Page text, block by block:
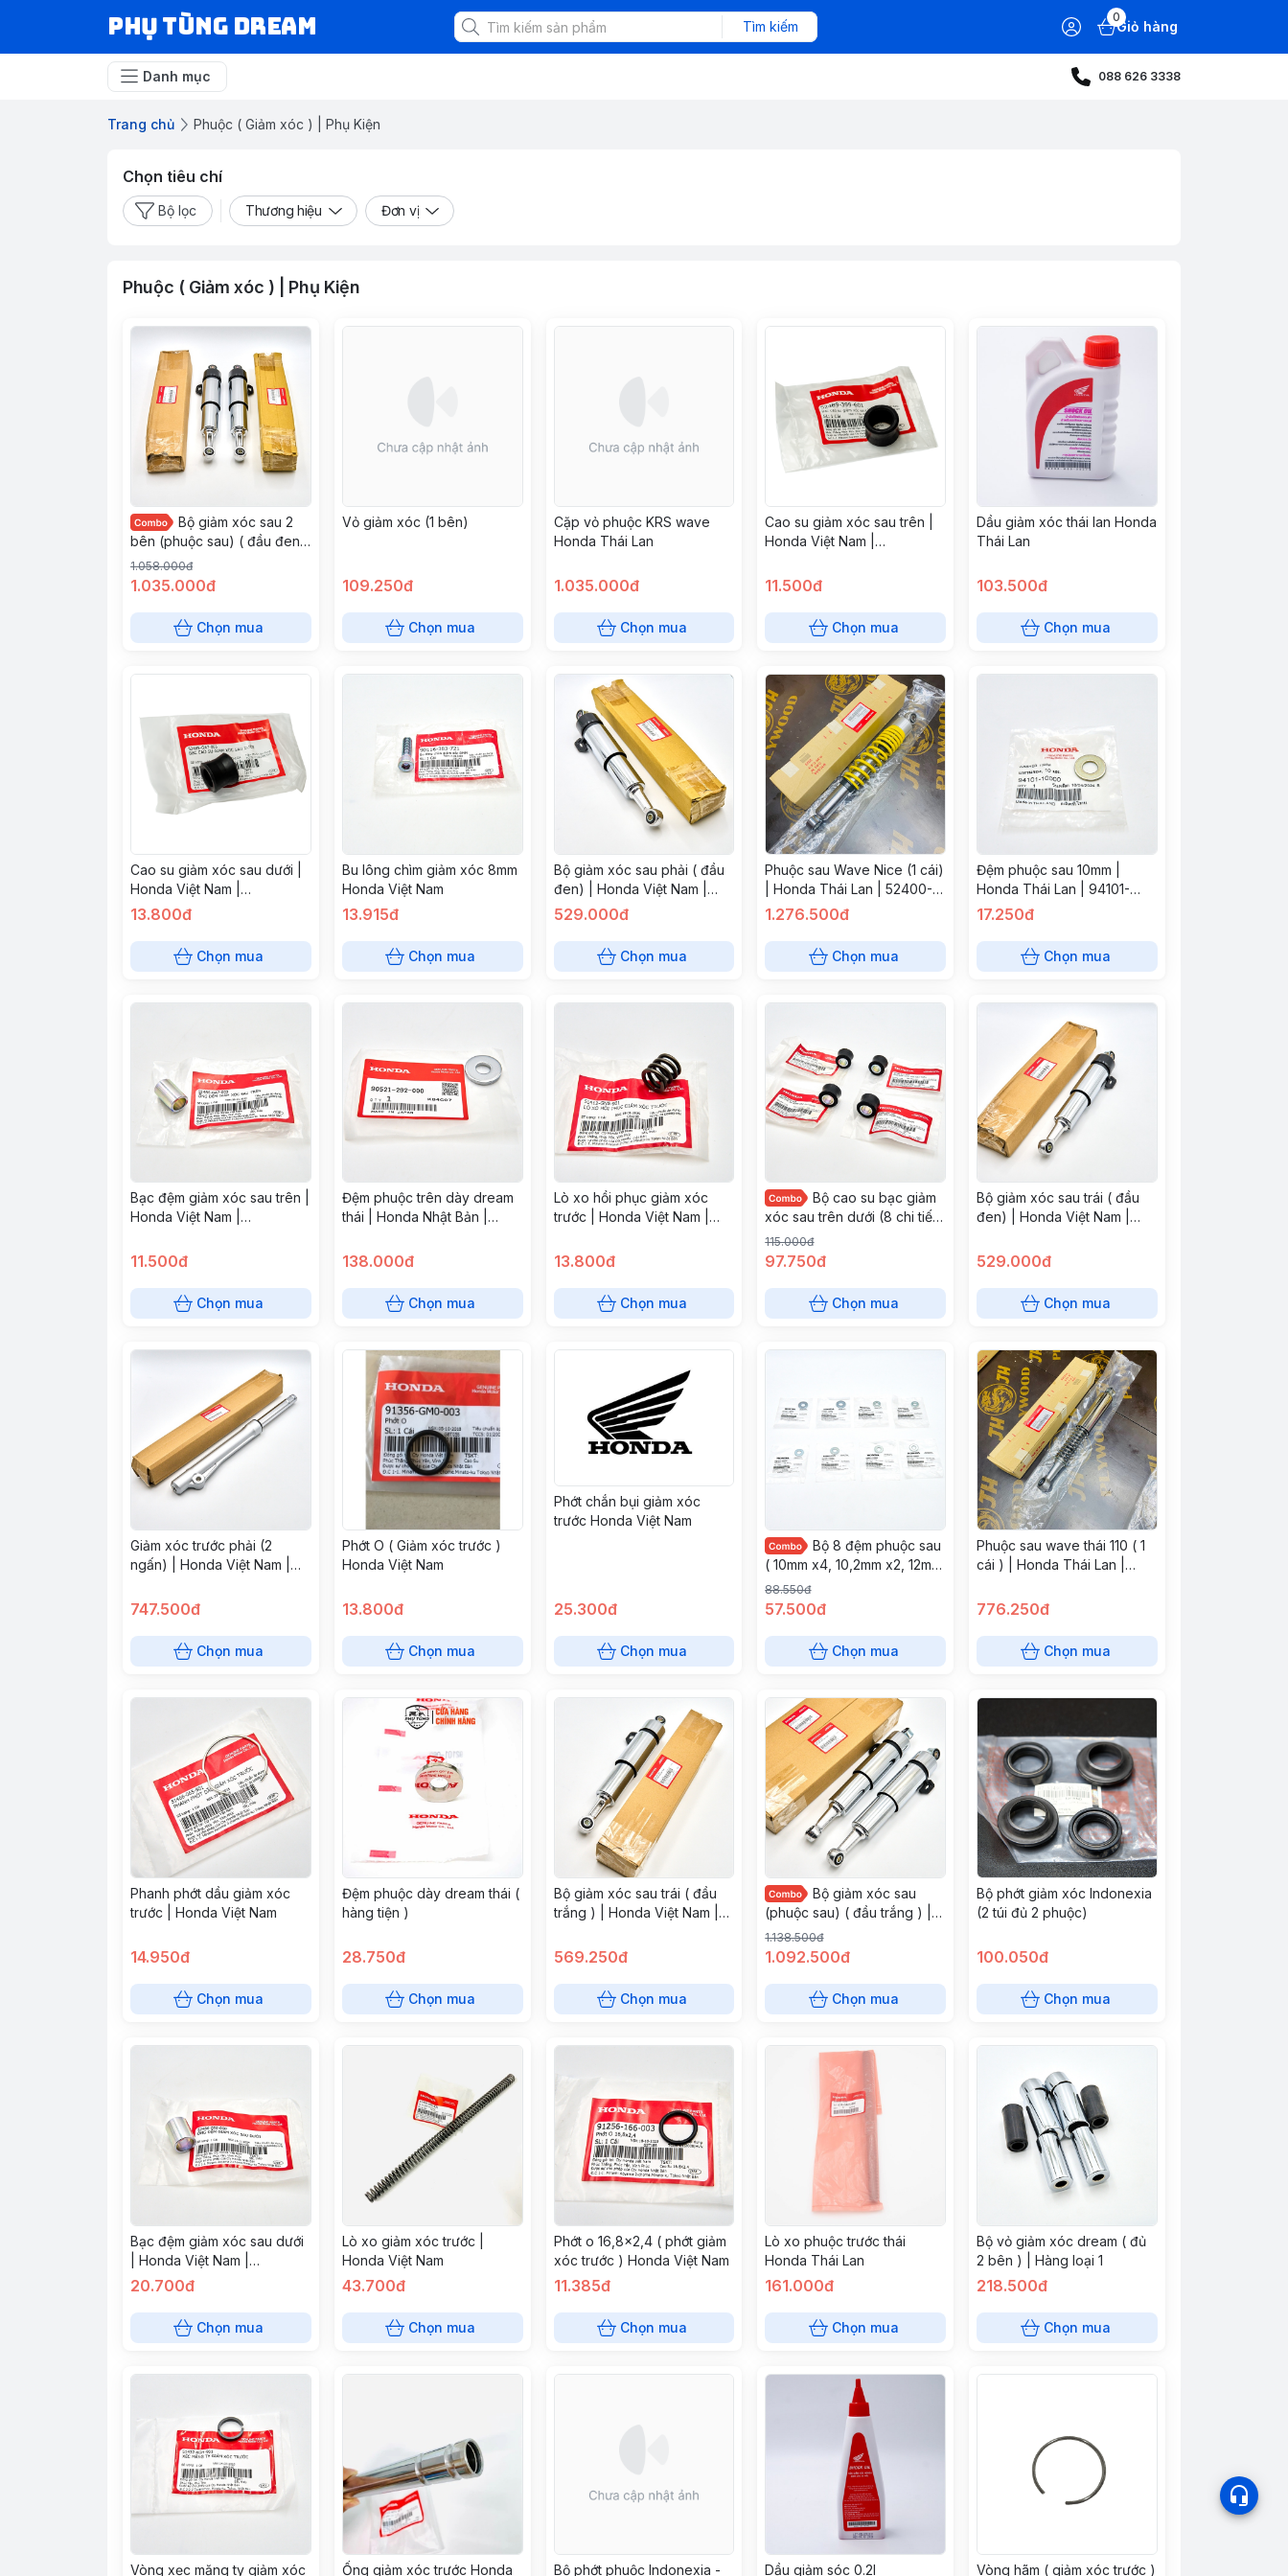
Phụ Tùng Dream Tìm kiếm
0
Giỏ hàng
Danh mục 088 626 3338
Trang chủ Phuộc ( Giảm xóc ) | Phụ Kiện
Chọn tiêu chí
Bộ lọc Thương hiệu Đơn vị
Phuộc ( Giảm xóc ) | Phụ Kiện
Bộ giảm xóc sau 2
bên (phuộc sau) ( đầu đen )
| Honda Việt Nam
1.058.000đ
1.035.000đ
Chọn mua
Vỏ giảm xóc (1 bên)
109.250đ
Chọn mua
Cặp vỏ phuộc KRS wave
Honda Thái Lan
1.035.000đ
Chọn mua
Cao su giảm xóc sau trên |
Honda Việt Nam |
11.500đ
Chọn mua
Dầu giảm xóc thái lan Honda
Thái Lan
103.500đ
Chọn mua
Cao su giảm xóc sau dưới |
Honda Việt Nam |
52485GA7003
13.800đ
Chọn mua
Bu lông chìm giảm xóc 8mm
Honda Việt Nam
13.915đ
Chọn mua
Bộ giảm xóc sau phải ( đầu
đen) | Honda Việt Nam |
52400KFVM41
529.000đ
Chọn mua
Phuộc sau Wave Nice (1 cái)
| Honda Thái Lan | 52400-
KPG-902
1.276.500đ
Chọn mua
Đệm phuộc sau 10mm |
Honda Thái Lan | 94101-
10000
17.250đ
Chọn mua
Bạc đệm giảm xóc sau trên |
Honda Việt Nam |
11.500đ
Chọn mua
Đệm phuộc trên dày dream
thái | Honda Nhật Bản |
138.000đ
Chọn mua
Lò xo hồi phục giảm xóc
trước | Honda Việt Nam |
13.800đ
Chọn mua
Bộ cao su bạc giảm
xóc sau trên dưới (8 chi tiết)
| Honda Việt Nam
115.000đ
97.750đ
Chọn mua
Bộ giảm xóc sau trái ( đầu
đen) | Honda Việt Nam |
529.000đ
Chọn mua
Giảm xóc trước phải (2
ngấn) | Honda Việt Nam |
747.500đ
Chọn mua
Phớt O ( Giảm xóc trước )
Honda Việt Nam
13.800đ
Chọn mua
Phớt chắn bụi giảm xóc
trước Honda Việt Nam
25.300đ
Chọn mua
Bộ 8 đệm phuộc sau
( 10mm x4, 10,2mm x2, 12mm
x2 ) | Honda Việt Nam
88.550đ
57.500đ
Chọn mua
Phuộc sau wave thái 110 ( 1
cái ) | Honda Thái Lan |
776.250đ
Chọn mua
Phanh phớt dầu giảm xóc
trước | Honda Việt Nam
14.950đ
Chọn mua
Đệm phuộc dày dream thái (
hàng tiện )
28.750đ
Chọn mua
Bộ giảm xóc sau trái ( đầu
trắng ) | Honda Việt Nam |
569.250đ
Chọn mua
Bộ giảm xóc sau
(phuộc sau) ( đầu trắng ) |
Honda Việt Nam
1.138.500đ
1.092.500đ
Chọn mua
Bộ phớt giảm xóc Indonexia
(2 túi đủ 2 phuộc)
100.050đ
Chọn mua
Bạc đệm giảm xóc sau dưới
| Honda Việt Nam |
52486056000
20.700đ
Chọn mua
Lò xo giảm xóc trước |
Honda Việt Nam
43.700đ
Chọn mua
Phớt o 16,8x2,4 ( phớt giảm
xóc trước ) Honda Việt Nam
11.385đ
Chọn mua
Lò xo phuộc trước thái
Honda Thái Lan
161.000đ
Chọn mua
Bộ vỏ giảm xóc dream ( đủ
2 bên ) | Hàng loại 1
218.500đ
Chọn mua
Vòng xẹc măng ty giảm xóc
Ống giảm xóc trước Honda
Bộ phớt phuộc Indonexia -
Dầu giảm sóc 0.2l
Vòng hãm ( giảm xóc trước )